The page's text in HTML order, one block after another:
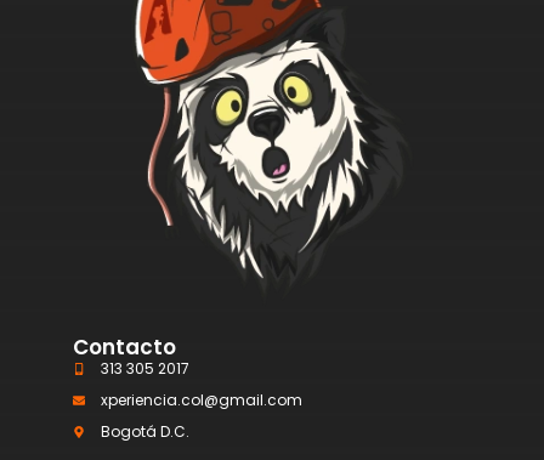
Contacto
313 305 2017
xperiencia.col@gmail.com
Bogotá D.C.